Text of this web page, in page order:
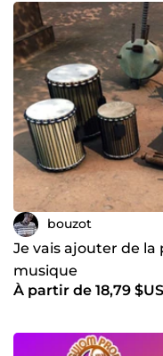
bouzot
Je vais ajouter de
musique
À partir de 18,79 $US